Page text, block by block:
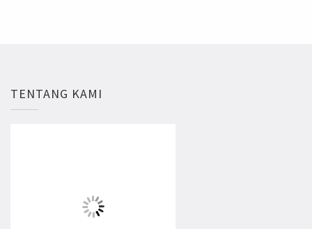
TENTANG KAMI